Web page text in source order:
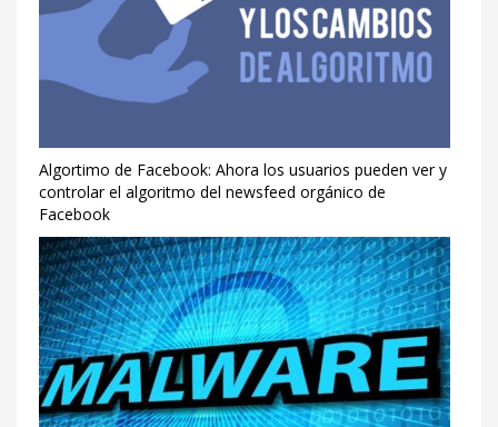
Algortimo de Facebook: Ahora los usuarios pueden ver y
controlar el algoritmo del newsfeed orgánico de
Facebook